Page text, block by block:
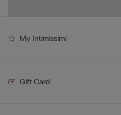
My Intimissimi
Gift Card